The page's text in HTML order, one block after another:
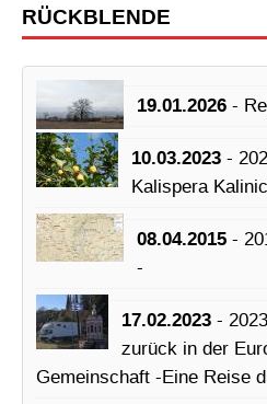
RÜCKBLENDE
19.01.2026 -
10.03.2023 -
Kalispera
08.04.2015 -
-
17.02.2023 -
zurück in der
Gemeinschaft -Eine Reise